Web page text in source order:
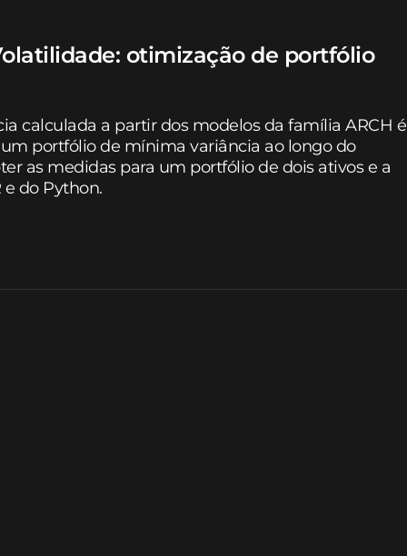
otimização de portfólio
calculada a partir dos modelos da família ARCH é
portfólio de mínima variância ao longo do
as medidas para um portfólio de dois ativos e a
do Python.